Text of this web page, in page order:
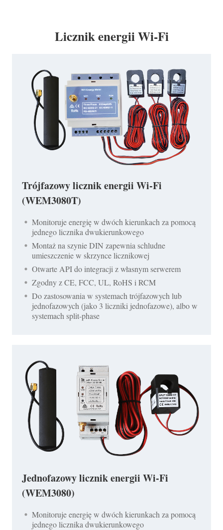
Licznik energii Wi-Fi
Trójfazowy licznik energii Wi-Fi
(WEM3080T)
Monitoruje energię w dwóch kierunkach za pomocą
jednego licznika dwukierunkowego
Montaż na szynie DIN zapewnia schludne
umieszczenie w skrzynce licznikowej
Otwarte API do integracji z własnym serwerem
Zgodny z CE, FCC, UL, RoHS i RCM
Do zastosowania w systemach trójfazowych lub
jednofazowych (jako 3 liczniki jednofazowe), albo w
systemach split-phase
Jednofazowy licznik energii Wi-Fi
(WEM3080)
Monitoruje energię w dwóch kierunkach za pomocą
jednego licznika dwukierunkowego